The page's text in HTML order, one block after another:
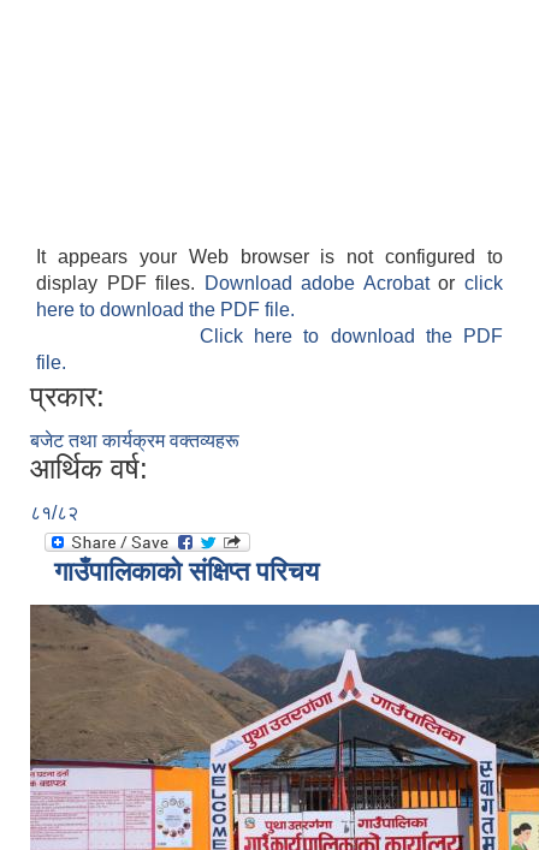
It appears your Web browser is not configured to
display PDF files.
Download adobe Acrobatorclick
here to download the PDF file.
Click here to download the PDF
file.
प्रकार:
बजेट तथा कार्यक्रम वक्तव्यहरू
आर्थिक वर्ष:
८१/८२
गाउँपालिकाको संक्षिप्त परिचय